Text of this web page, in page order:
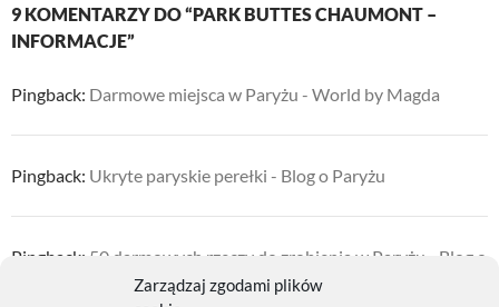
9 KOMENTARZY DO “PARK BUTTES CHAUMONT –
INFORMACJE”
Pingback: Darmowe miejsca w Paryżu - World by Magda
Pingback: Ukryte paryskie perełki - Blog o Paryżu
Pingback: 50 darmowych rzeczy do zrobienia w Paryżu - Blog o
Zarządzaj zgodami plików